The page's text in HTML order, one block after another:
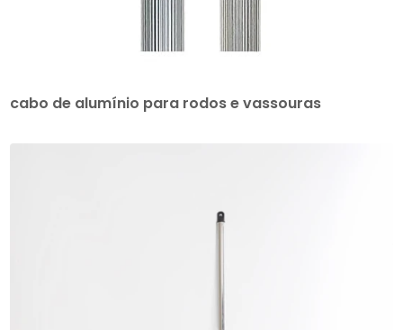
cabo de alumínio para rodos e vassouras